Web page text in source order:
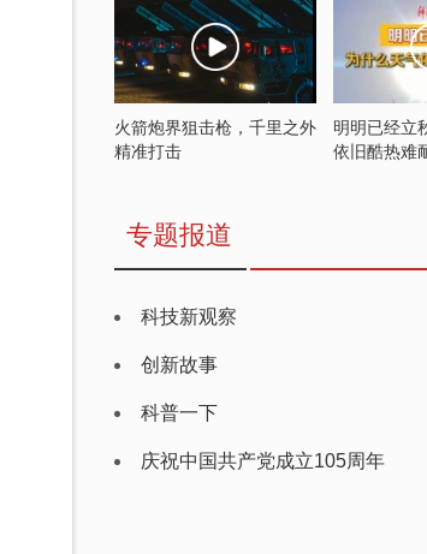
火箭炮界狙击枪，千里之外
精准打击
明明已经立
依旧酷热难
专题报道
科技新观察
创新故事
科普一下
庆祝中国共产党成立105周年